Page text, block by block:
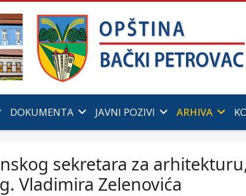
DOKUMENTA JAVNI POZIVI ARHIVA
sekretara za
Vladimira Zelenovića